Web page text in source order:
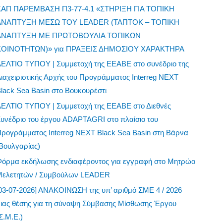
ΠΑΡΕΜΒΑΣΗ Π3-77-4.1 «ΣΤΗΡΙΞΗ ΓΙΑ ΤΟΠΙΚΗ
ΜΕΣΩ ΤΟΥ LEADER (ΤΑΠΤΟΚ – ΤΟΠΙΚΗ
ΜΕ ΠΡΩΤΟΒΟΥΛΙΑ ΤΟΠΙΚΩΝ
για ΠΡΑΞΕΙΣ ΔΗΜΟΣΙΟΥ ΧΑΡΑΚΤΗΡΑ
ΤΥΠΟΥ | Συμμετοχή της ΕΕΑΒΕ στο συνέδριο της
Αρχής του Προγράμματος Interreg NEXT
Sea Basin στο Βουκουρέστι
ΤΥΠΟΥ | Συμμετοχή της ΕΕΑΒΕ στο Διεθνές
του έργου ADAPTAGRI στο πλαίσιο του
Interreg NEXT Black Sea Basin στη Βάρνα
εκδήλωσης ενδιαφέροντος για εγγραφή στο Μητρώο
/ Συμβούλων LEADER
07-2026] ΑΝΑΚΟΙΝΩΣΗ της υπ’ αριθμό ΣΜΕ 4 / 2026
θέσης για τη σύναψη Σύμβασης Μίσθωσης Έργου